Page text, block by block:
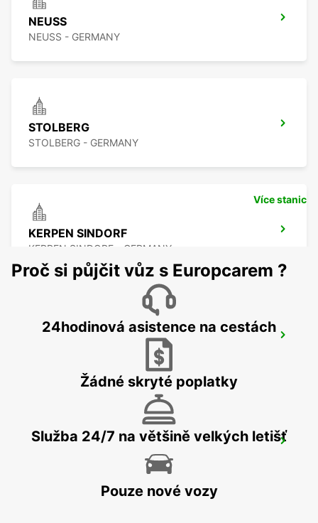
NEUSS
NEUSS - GERMANY
STOLBERG
STOLBERG - GERMANY
KERPEN SINDORF
KERPEN SINDORF - GERMANY
KREFELD
Více stanic
Proč si půjčit vůz s Europcarem ?
24hodinová asistence na cestách
Žádné skryté poplatky
Služba 24/7 na většině velkých letišť
Pouze nové vozy